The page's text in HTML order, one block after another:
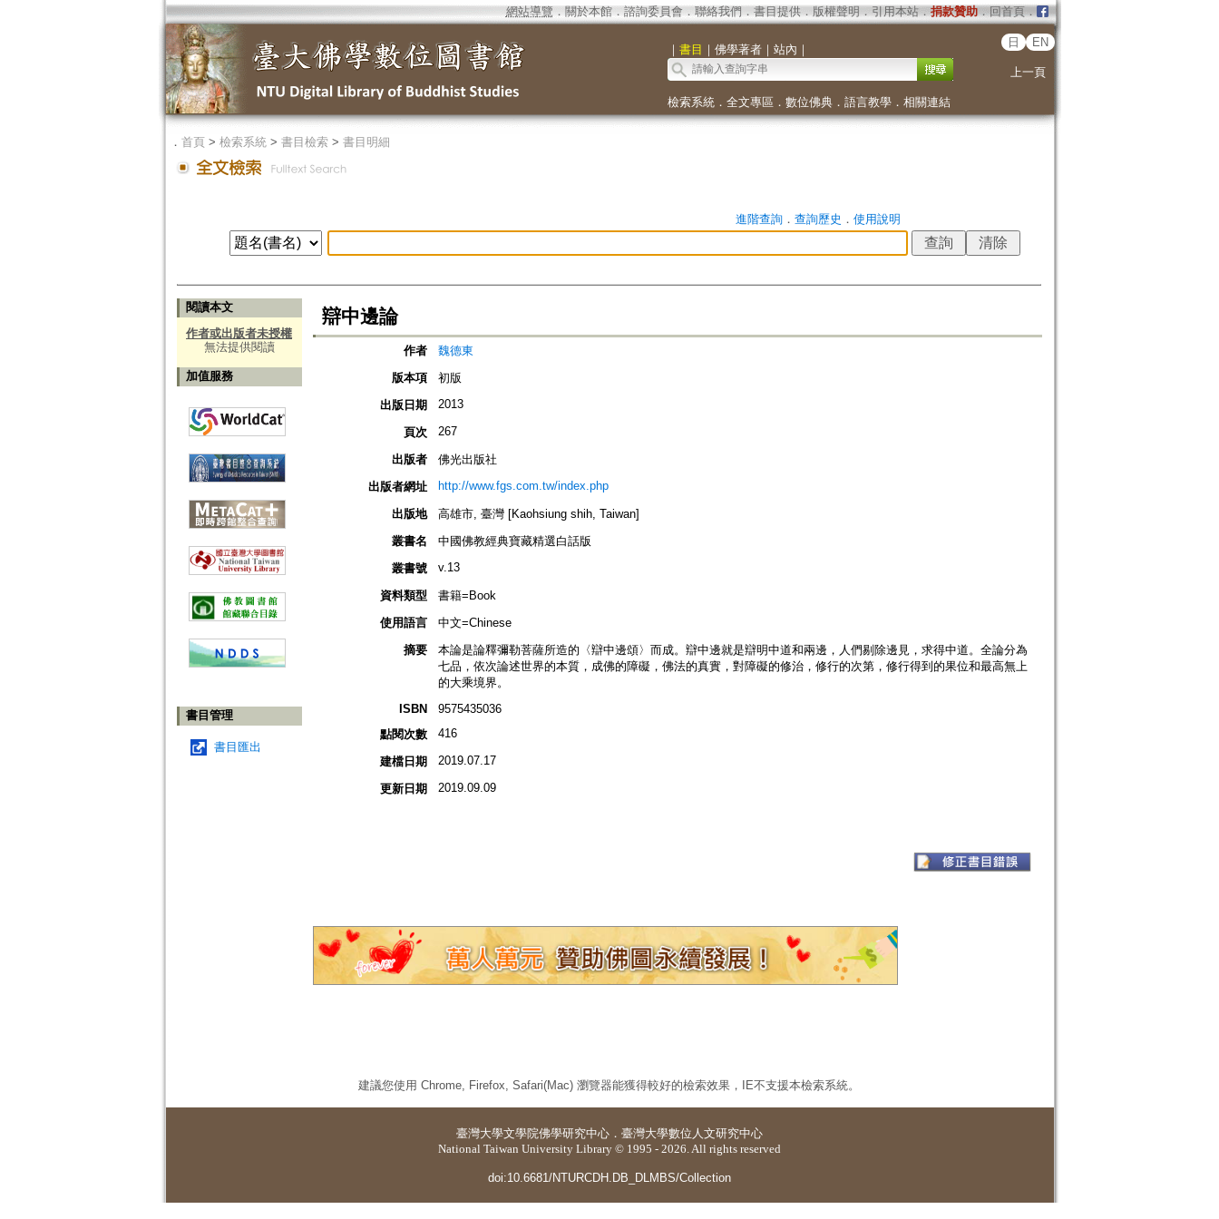
網站導覽 ． 關於本館． 諮詢委員會． 聯絡我們 ． 書目提供． 版權聲明 ． 引用本站． 捐款贊助．回首頁．
｜ 書目 ｜ 佛學著者｜ 站內 ｜
日 EN
上一頁
檢索系統． 全文專區 ． 數位佛典． 語言教學． 相關連結
． 首頁> 檢索系統> 書目檢索> 書目明細
進階查詢． 查詢歷史 ． 使用說明
閱讀本文
作者或出版者未授權
無法提供閱讀
加值服務
書目管理
書目匯出
辯中邊論
作者
魏德東
版本項
初版
出版日期
2013
頁次 267
出版者
佛光出版社
出版者網址
http://www.fgs.com.tw/index.php
出版地
高雄市, 臺灣 [Kaohsiung shih, Taiwan]
叢書名
中國佛教經典寶藏精選白話版
叢書號
v.13
資料類型
書籍=Book
使用語言
中文=Chinese
摘要
本論是論釋彌勒菩薩所造的〈辯中邊頌〉而成。辯中邊就是辯明中道和兩邊，人們剔除邊見，求得中道。全論分為
七品，依次論述世界的本質，成佛的障礙，佛法的真實，對障礙的修治，修行的次第，修行得到的果位和最高無上
的大乘境界。
ISBN
9575435036
點閱次數
416
建檔日期 2019.07.17
更新日期 2019.09.09
建議您使用 Chrome, Firefox, Safari(Mac) 瀏覽器能獲得較好的檢索效果，IE不支援本檢索系統。
臺灣大學文學院佛學研究中心 ． 臺灣大學數位人文研究中心
National Taiwan University Library © 1995 - 2026. All rights reserved
doi:10.6681/NTURCDH.DB_DLMBS/Collection